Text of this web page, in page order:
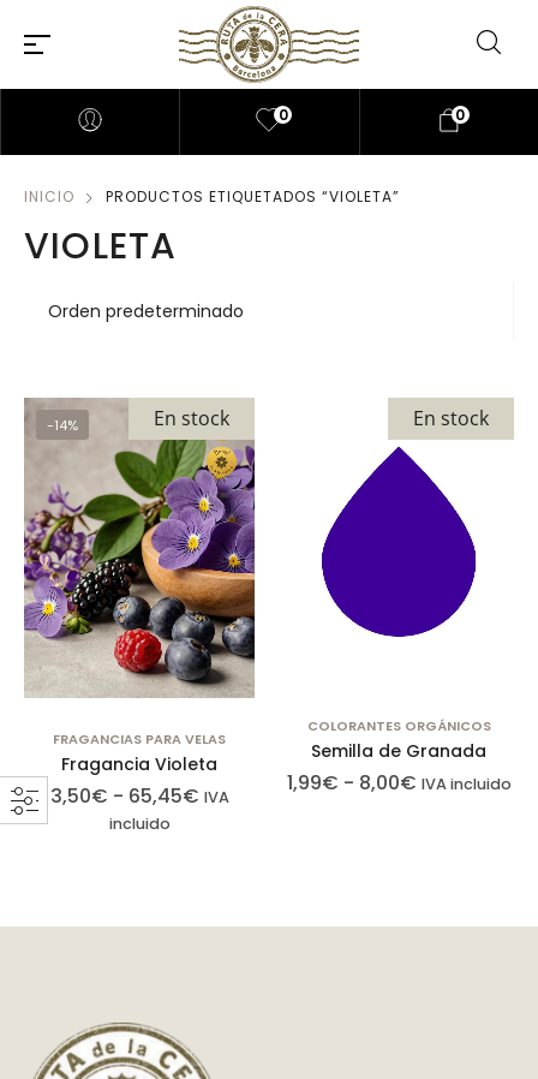
0 0
INICIO PRODUCTOS ETIQUETADOS “VIOLETA”
VIOLETA
-14% En stock
FRAGANCIAS PARA VELAS
Fragancia Violeta
3,50€ - 65,45€ IVA
incluido
En stock
COLORANTES ORGÁNICOS
Semilla de Granada
1,99€ - 8,00€ IVA incluido